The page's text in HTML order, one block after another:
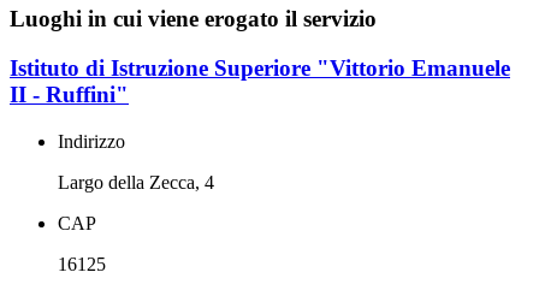
Luoghi in cui viene erogato il servizio
Istituto di Istruzione Superiore "Vittorio Emanuele
II - Ruffini"
Indirizzo
Largo della Zecca, 4
CAP
16125